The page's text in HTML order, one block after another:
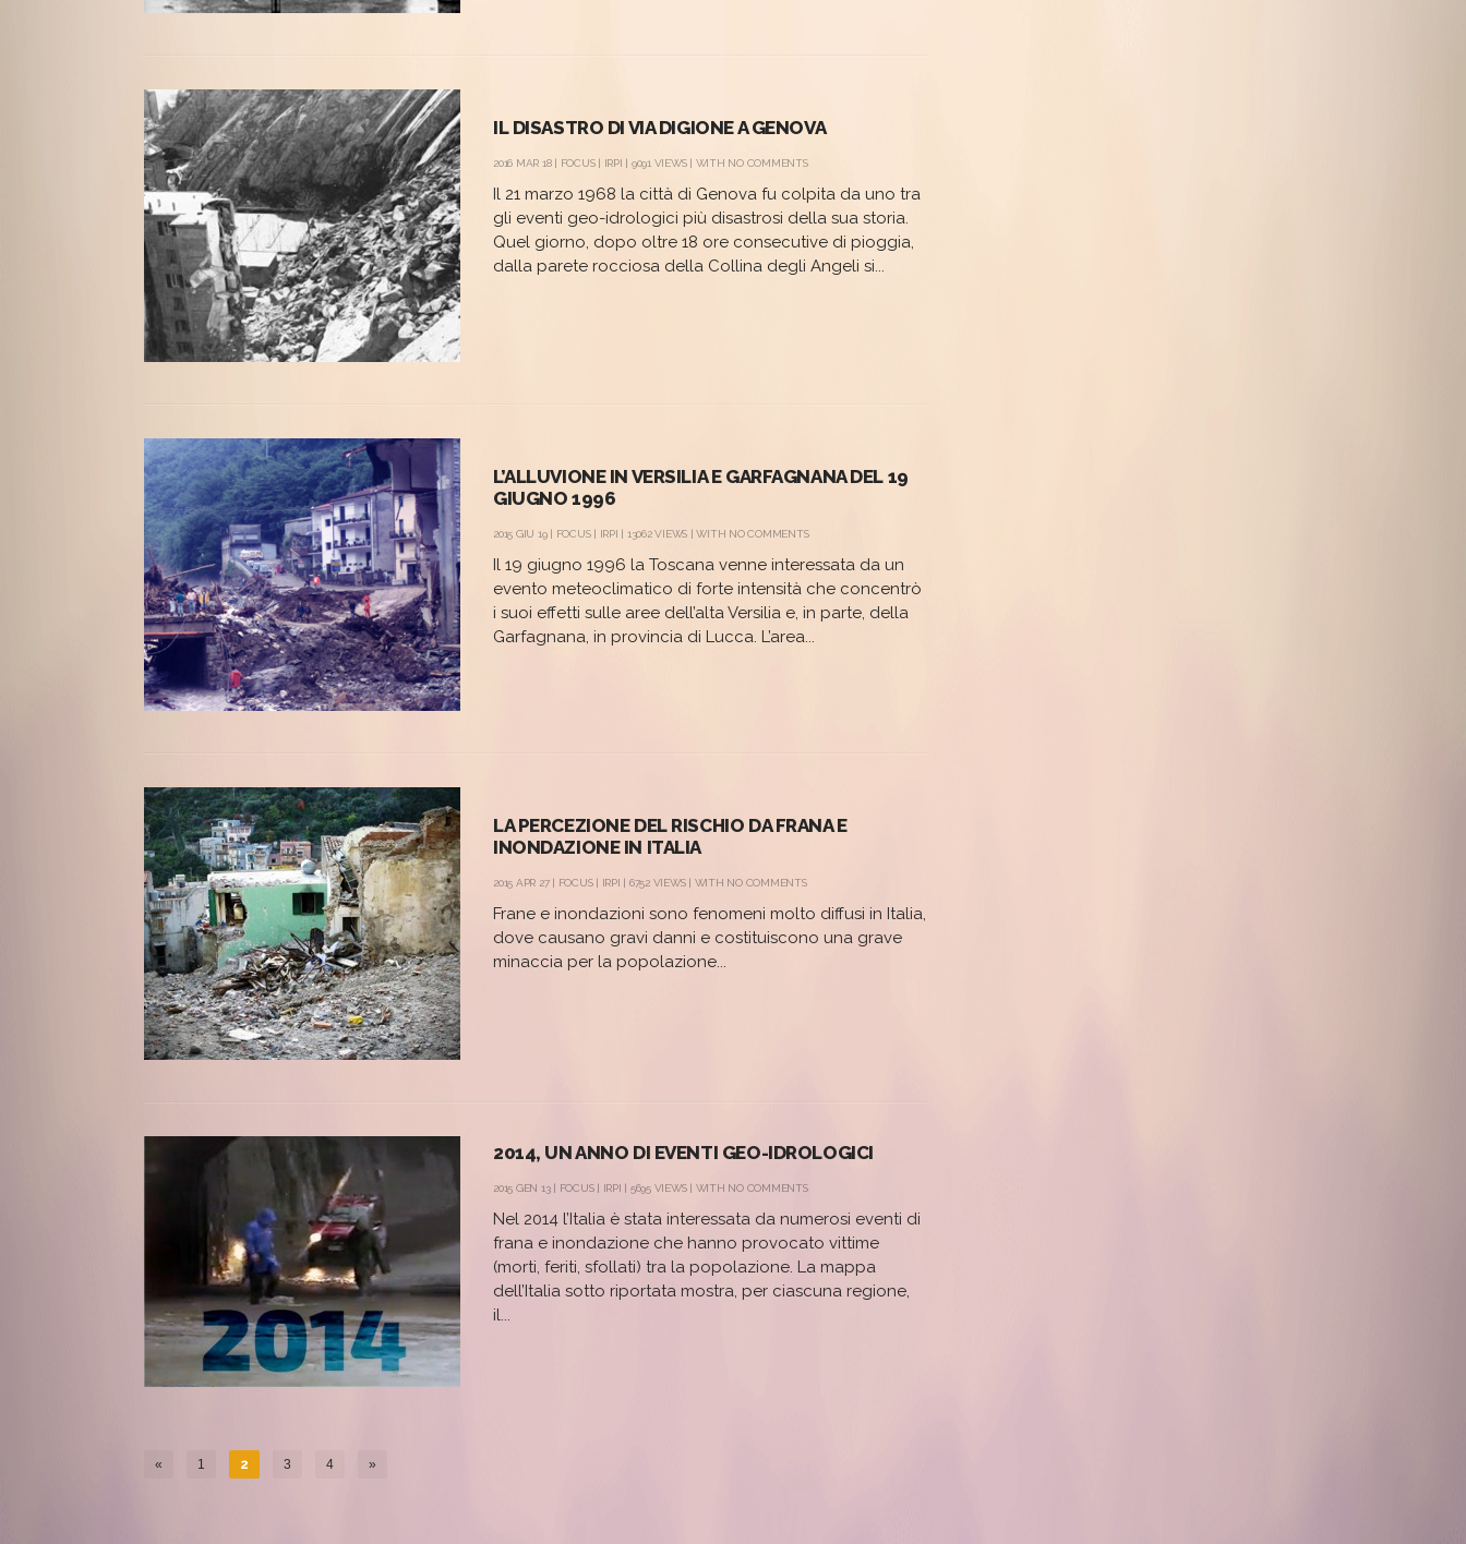
IL DISASTRO DI VIA DIGIONE A GENOVA
2016 MAR 18 | FOCUS| IRPI | 9091 VIEWS | WITH NO COMMENTS
Il 21 marzo 1968 la città di Genova fu colpita da uno tra
gli eventi geo-idrologici più disastrosi della sua storia.
Quel giorno, dopo oltre 18 ore consecutive di pioggia,
dalla parete rocciosa della Collina degli Angeli si...
L’ALLUVIONE IN VERSILIA E GARFAGNANA DEL 19
GIUGNO 1996
2015 GIU 19 | FOCUS| IRPI | 13062 VIEWS | WITH NO COMMENTS
Il 19 giugno 1996 la Toscana venne interessata da un
evento meteoclimatico di forte intensità che concentrò
i suoi effetti sulle aree dell’alta Versilia e, in parte, della
Garfagnana, in provincia di Lucca. L’area...
LA PERCEZIONE DEL RISCHIO DA FRANA E
INONDAZIONE IN ITALIA
2015 APR 27 | FOCUS| IRPI | 6752 VIEWS | WITH NO COMMENTS
Frane e inondazioni sono fenomeni molto diffusi in Italia,
dove causano gravi danni e costituiscono una grave
minaccia per la popolazione...
2014, UN ANNO DI EVENTI GEO-IDROLOGICI
2015 GEN 13 | FOCUS| IRPI | 5695 VIEWS | WITH NO COMMENTS
Nel 2014 l’Italia è stata interessata da numerosi eventi di
frana e inondazione che hanno provocato vittime
(morti, feriti, sfollati) tra la popolazione. La mappa
dell’Italia sotto riportata mostra, per ciascuna regione,
il...
« 1 2 3 4 »